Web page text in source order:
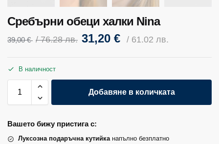
Сребърни обеци халки Nina
39,00€ / 76.28 лв. 31,20 € / 61.02 лв.
В наличност
Добавяне в количката
Вашето бижу пристига с:
Луксозна подаръчна кутийканапълно безплатно